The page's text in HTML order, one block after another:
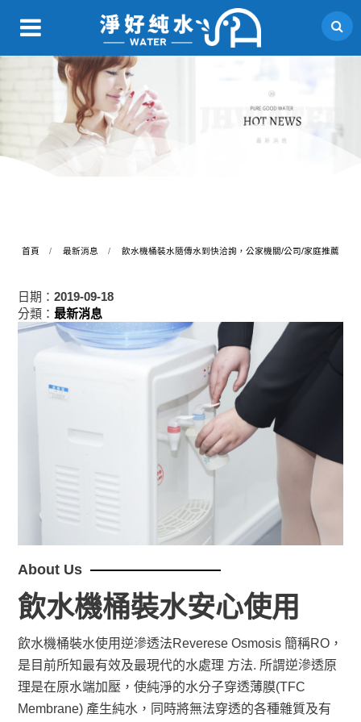
首頁 最新消息 飲水機桶裝水隨傳水到快洽詢，公家機關/公司/家庭推薦
日期：2019-09-18
分類：最新消息
About Us
飲水機桶裝水安心使用
飲水機桶裝水使用逆滲透法Reverese Osmosis 簡稱RO，
是目前所知最有效及最現代的水處理 方法. 所謂逆滲透原
理是在原水端加壓，使純淨的水分子穿透薄膜(TFC
Membrane) 產生純水，同時將無法穿透的各種雜質及有